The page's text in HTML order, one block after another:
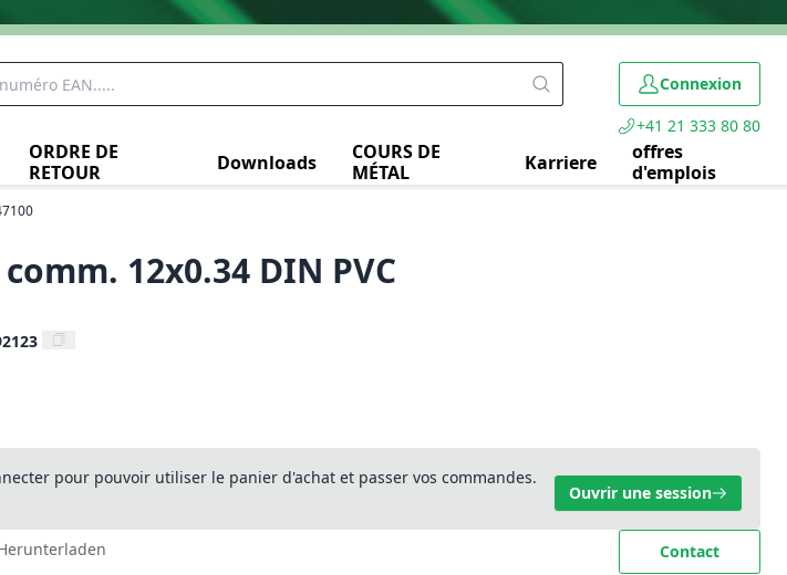
Connexion
+41 21 333 80 80
ORDRE DE
RETOUR
Downloads
COURS DE
MÉTAL
Karriere
offres
d'emplois
12x0.34 DIN PVC
pour pouvoir utiliser le panier d'achat et passer vos commandes.
Ouvrir une session
Contact